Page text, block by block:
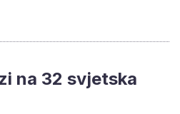
na 32 svjetska